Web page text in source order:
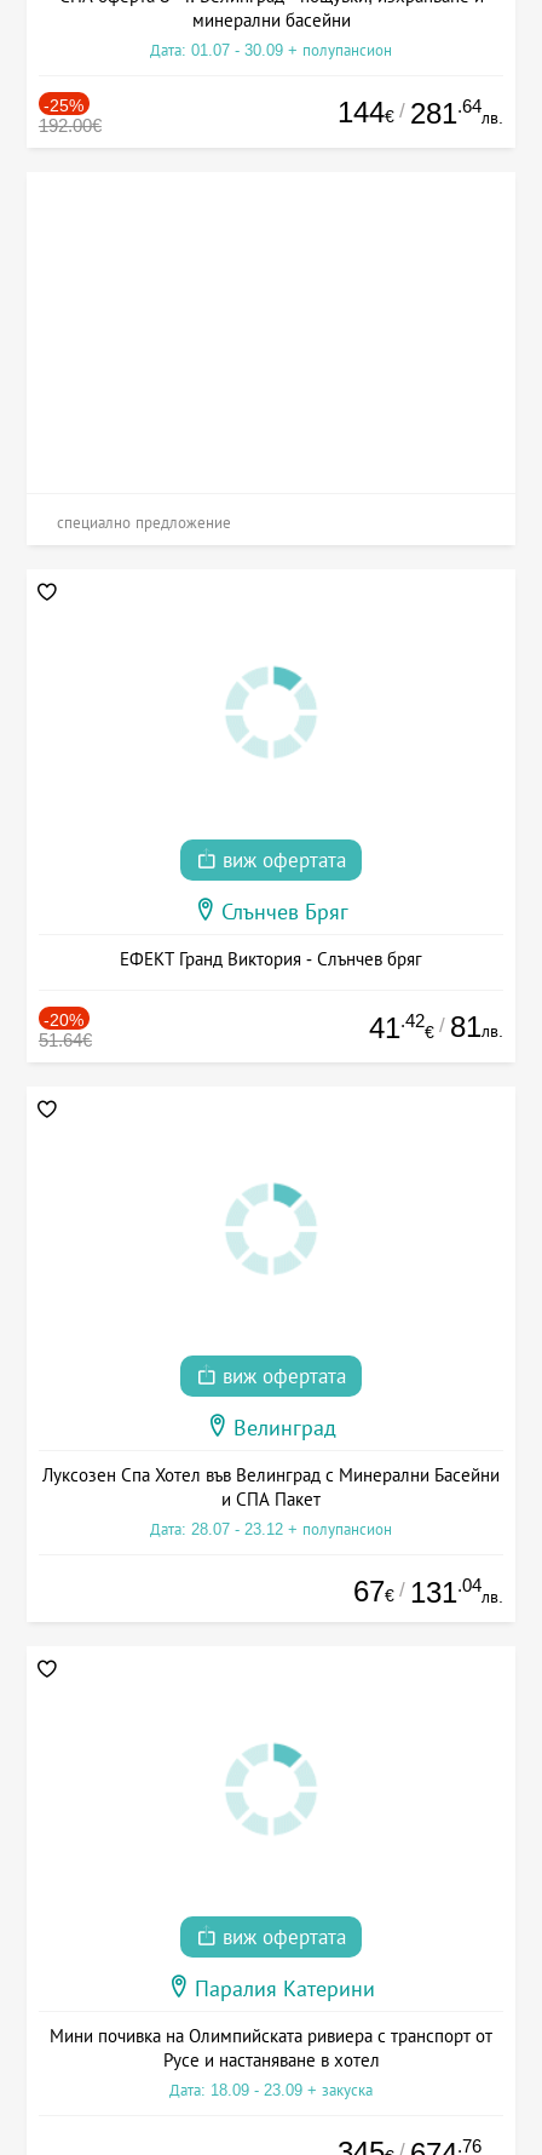
минерални басейни
Дата: 01.07 - 30.09 + полупансион
-25%
192.00€ 144€ / 281.64
лв.
специално предложение
виж офертата
Слънчев Бряг
ЕФЕКТ Гранд Виктория - Слънчев бряг
-20%
51.64€ 41.42
€ / 81лв.
виж офертата
Велинград
Луксозен Спа Хотел във Велинград с Минерални Басейни
и СПА Пакет
Дата: 28.07 - 23.12 + полупансион
67€ / 131.04
лв.
виж офертата
Паралия Катерини
Мини почивка на Олимпийската ривиера с транспорт от
Русе и настаняване в хотел
Дата: 18.09 - 23.09 + закуска
.76